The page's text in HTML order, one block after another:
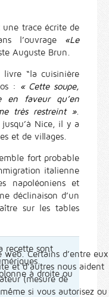
trace écrite de
l’ouvrage «Le
Auguste Brun.
livre “la cuisinière
: « Cette soupe,
en faveur qu’en
très restreint ».
Nice, il y a
et de villages.
fort probable
italienne
napoléoniens et
déclinaison d’un
sur les tables
recette sont
à droite ou
web. Certains d’entre eux
et d’autres nous aident
(mesure de
si vous autorisez ou